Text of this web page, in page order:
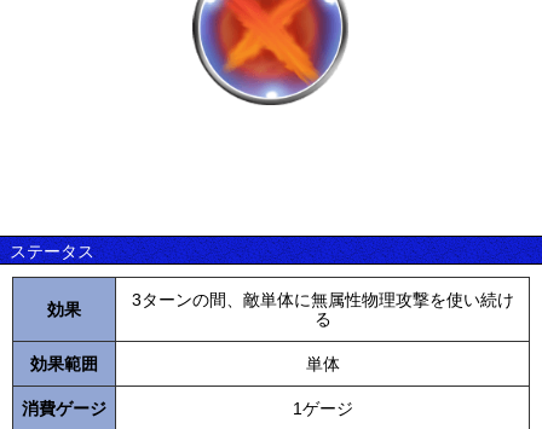
ステータス
効果
3ターンの間、敵単体に無属性物理攻撃を使い続け
る
効果範囲 単体
消費ゲージ 1ゲージ